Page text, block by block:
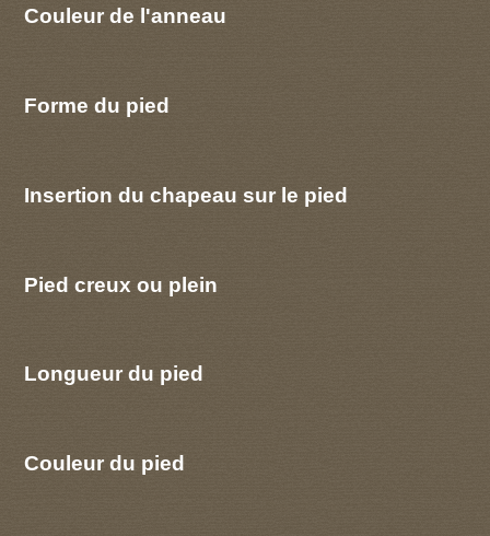
Couleur de l'anneau
Forme du pied
Insertion du chapeau sur le pied
Pied creux ou plein
Longueur du pied
Couleur du pied